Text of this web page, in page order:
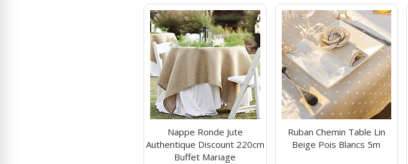
Nappe Ronde Jute
Authentique Discount 220cm
Buffet Mariage
Ruban Chemin Table Lin
Beige Pois Blancs 5m